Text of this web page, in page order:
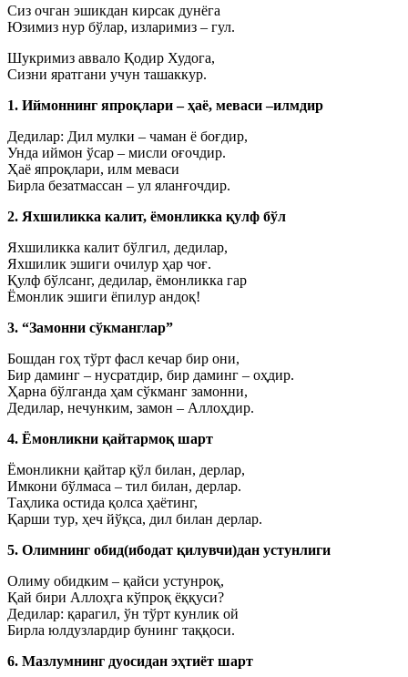
Сиз очган эшикдан кирсак дунёга
Юзимиз нур бўлар, изларимиз – гул.
Шукримиз аввало Қодир Худога,
Сизни яратгани учун ташаккур.
1. Иймоннинг япроқлари – ҳаё, меваси –илмдир
Дедилар: Дил мулки – чаман ё боғдир,
Унда иймон ўсар – мисли оғочдир.
Ҳаё япроқлари, илм меваси
Бирла безатмассан – ул яланғочдир.
2. Яхшиликка калит, ёмонликка қулф бўл
Яхшиликка калит бўлгил, дедилар,
Яхшилик эшиги очилур ҳар чоғ.
Қулф бўлсанг, дедилар, ёмонликка гар
Ёмонлик эшиги ёпилур андоқ!
3. “Замонни сўкманглар”
Бошдан гоҳ тўрт фасл кечар бир они,
Бир даминг – нусратдир, бир даминг – оҳдир.
Ҳарна бўлганда ҳам сўкманг замонни,
Дедилар, нечунким, замон – Аллоҳдир.
4. Ёмонликни қайтармоқ шарт
Ёмонликни қайтар қўл билан, дерлар,
Имкони бўлмаса – тил билан, дерлар.
Таҳлика остида қолса ҳаётинг,
Қарши тур, ҳеч йўқса, дил билан дерлар.
5. Олимнинг обид(ибодат қилувчи)дан устунлиги
Олиму обидким – қайси устунроқ,
Қай бири Аллоҳга кўпроқ ёққуси?
Дедилар: қарагил, ўн тўрт кунлик ой
Бирла юлдузлардир бунинг таққоси.
6. Мазлумнинг дуосидан эҳтиёт шарт